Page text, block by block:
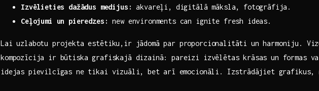
Izvēlieties dažādus medijus: akvareļi,​ digitālā māksla,‌ fotogrāfija.
Ceļojumi un pieredzes: new environments can ignite fresh ideas.
Lai uzlabotu projekta estētiku,ir jādomā par proporcionalitāti un harmoniju.
kompozīcija ir būtiska grafiskajā​ dizainā: pareizi izvēlētas krāsas un formas
idejas pievilcīgas ne tikai vizuāli,⁢ bet arī emocionāli. Izstrādājiet grafikus,